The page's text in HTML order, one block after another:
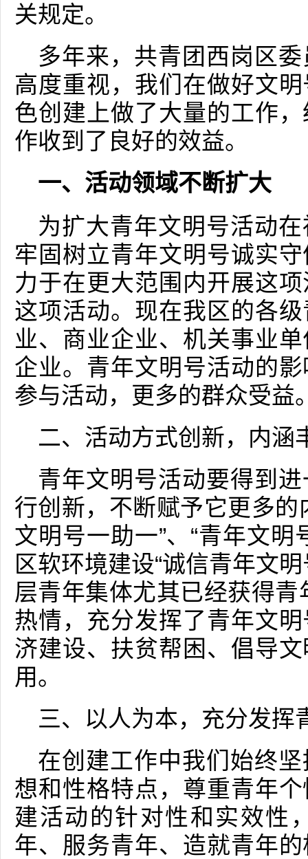
关规定。
多年来，共青团西岗区
高度重视，我们在做好文
色创建上做了大量的工作
作收到了良好的效益。
一、活动领域不断扩大
为扩大青年文明号活动
牢固树立青年文明号诚实
力于在更大范围内开展这
这项活动。现在我区的各
业、商业企业、机关事业
企业。青年文明号活动的
参与活动，更多的群众受益
二、活动方式创新，内涵
青年文明号活动要得到
行创新，不断赋予它更多的
文明号一助一”、“青年文
区软环境建设“诚信青年文
层青年集体尤其已经获得
热情，充分发挥了青年文
济建设、扶贫帮困、倡导
用。
三、以人为本，充分发挥
在创建工作中我们始终
想和性格特点，尊重青年
建活动的针对性和实效性
年、服务青年、造就青年